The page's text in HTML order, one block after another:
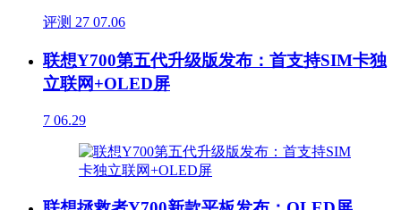
评测 27 07.06
联想Y700第五代升级版发布：首支持SIM卡独
立联网+OLED屏
7 06.29